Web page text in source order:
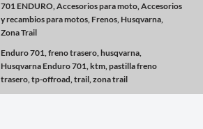
701 ENDURO,Accesorios para moto,Accesorios
y recambios para motos, Frenos, Husqvarna,
Zona Trail
Enduro 701,freno trasero,husqvarna,
Husqvarna Enduro 701,ktm,pastilla freno
trasero,tp-offroad,trail,zona trail